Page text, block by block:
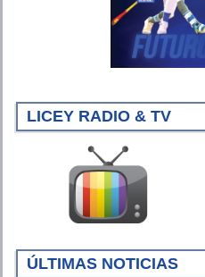
LICEY RADIO & TV
ÚLTIMAS NOTICIAS